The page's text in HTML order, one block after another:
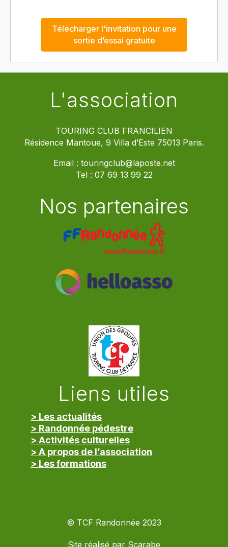
Télécharger l'invitation pour une
sortie d’essai gratuite
L'association
TOURING CLUB FRANCILIEN
Résidence Mantoue, 9 Villa d’Este 75013 Paris.
Email : touringclub@laposte.net
Tel : 07 69 13 99 22
Nos partenaires
Liens utiles
> Les actualités
> Randonnée pédestre
> Activités culturelles
> A propos de l’association
> Les formations
© TCF Randonnée 2023
Site réalisé par Scarabe